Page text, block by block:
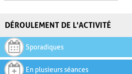
DÉROULEMENT DE L'ACTIVITÉ
Sporadiques
En plusieurs séances